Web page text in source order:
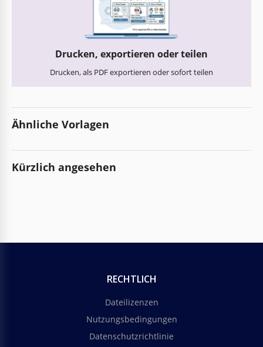
Drucken, exportieren oder teilen
Drucken, als PDF exportieren oder sofort teilen
Ähnliche Vorlagen
Kürzlich angesehen
RECHTLICH
Dateilizenzen
Nutzungsbedingungen
Datenschutzrichtlinie